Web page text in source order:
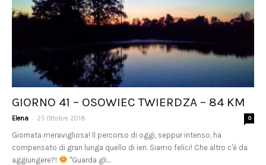
GIORNO 41 – OSOWIEC TWIERDZA – 84 KM
Elena - 25 Ottobre 2018 0
Giornata meravigliosa! Il percorso di oggi, seppur intenso, ha
compensato di gran lunga quello di ieri. Siamo felici! Che altro c'è da
aggiungere?!
"Guarda gli...